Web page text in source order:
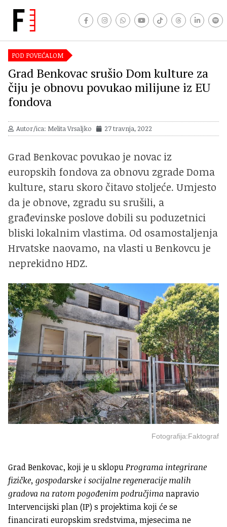
POD POVEĆALOM
Grad Benkovac srušio Dom kulture za
čiju je obnovu povukao milijune iz EU
fondova
Autor/ica: Melita Vrsaljko 27 travnja, 2022
Grad Benkovac povukao je novac iz
europskih fondova za obnovu zgrade Doma
kulture, staru skoro čitavo stoljeće. Umjesto
da je obnove, zgradu su srušili, a
građevinske poslove dobili su poduzetnici
bliski lokalnim vlastima. Od osamostaljenja
Hrvatske naovamo, na vlasti u Benkovcu je
neprekidno HDZ.
Fotografija:Faktograf
Grad Benkovac, koji je u sklopuPrograma integrirane
fizičke, gospodarske i socijalne regeneracije malih
gradova na ratom pogođenim područjima napravio
Intervencijski plan (IP) s projektima koji će se
financirati europskim sredstvima, mjesecima ne